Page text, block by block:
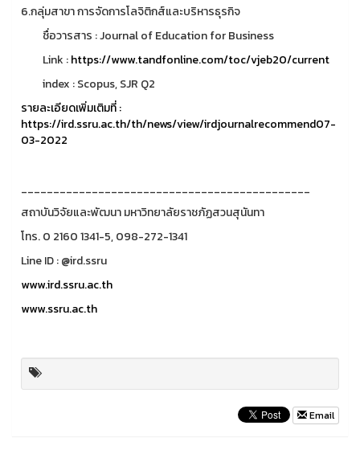
6.กลุ่มสาขา การจัดการโลจิติกส์และบริหารธุรกิจ
ชื่อวารสาร : Journal of Education for Business
Link :https://www.tandfonline.com/toc/vjeb20/current
index : Scopus, SJR Q2
รายละเอียดเพิ่มเติมที่ :
https://ird.ssru.ac.th/th/news/view/irdjournalrecommend07-
03-2022
_____________________________________________
สถาบันวิจัยและพัฒนา มหาวิทยาลัยราชภัฏสวนสุนันทา
โทร. 0 2160 1341-5, 098-272-1341
Line ID : @ird.ssru
www.ird.ssru.ac.th
www.ssru.ac.th
Email